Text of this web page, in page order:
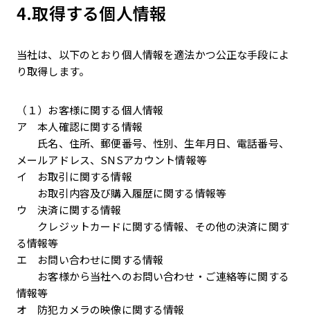
4.取得する個人情報
当社は、以下のとおり個人情報を適法かつ公正な手段によ
り取得します。
（１）お客様に関する個人情報
ア 本人確認に関する情報
氏名、住所、郵便番号、性別、生年月日、電話番号、
メールアドレス、SNSアカウント情報等
イ お取引に関する情報
お取引内容及び購入履歴に関する情報等
ウ 決済に関する情報
クレジットカードに関する情報、その他の決済に関す
る情報等
エ お問い合わせに関する情報
お客様から当社へのお問い合わせ・ご連絡等に関する
情報等
オ 防犯カメラの映像に関する情報